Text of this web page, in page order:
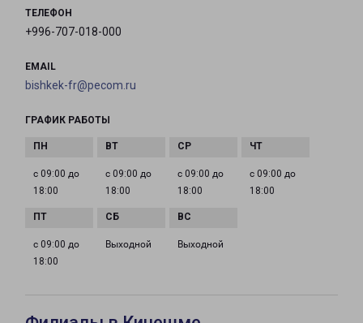
ТЕЛЕФОН
+996-707-018-000
EMAIL
bishkek-fr@pecom.ru
ГРАФИК РАБОТЫ
с 09:00 до
18:00
с 09:00 до
18:00
с 09:00 до
18:00
с 09:00 до
18:00
с 09:00 до
18:00
Выходной Выходной